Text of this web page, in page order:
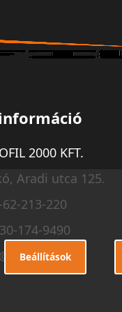
2000 KFT.
Aradi utca 125.
62-213-220
174-9490
profil.hu
Beállítások